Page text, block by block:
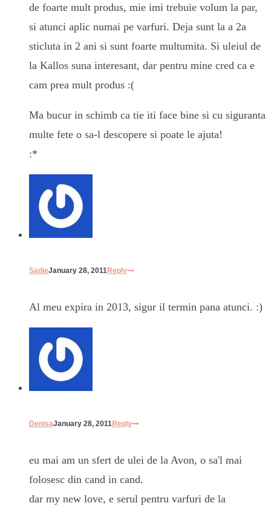
de foarte mult produs, mie imi trebuie volum la par,
si atunci aplic numai pe varfuri. Deja sunt la a 2a
sticluta in 2 ani si sunt foarte multumita. Si uleiul de
la Kallos suna interesant, dar pentru mine cred ca e
cam prea mult produs :(
Ma bucur in schimb ca tie iti face bine si cu siguranta
multe fete o sa-l descopere si poate le ajuta!
:*
SadieJanuary 28, 2011Reply
Al meu expira in 2013, sigur il termin pana atunci. :)
DenisaJanuary 28, 2011Reply
eu mai am un sfert de ulei de la Avon, o sa'l mai
folosesc din cand in cand.
dar my new love, e serul pentru varfuri de la